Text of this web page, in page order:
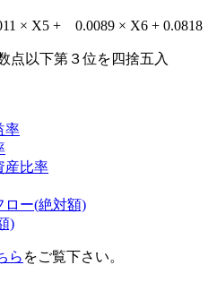
× X6 + 0.0818
位を四捨五入
率
産比率
ロー(絶対額)
)
ら をご覧下さい。